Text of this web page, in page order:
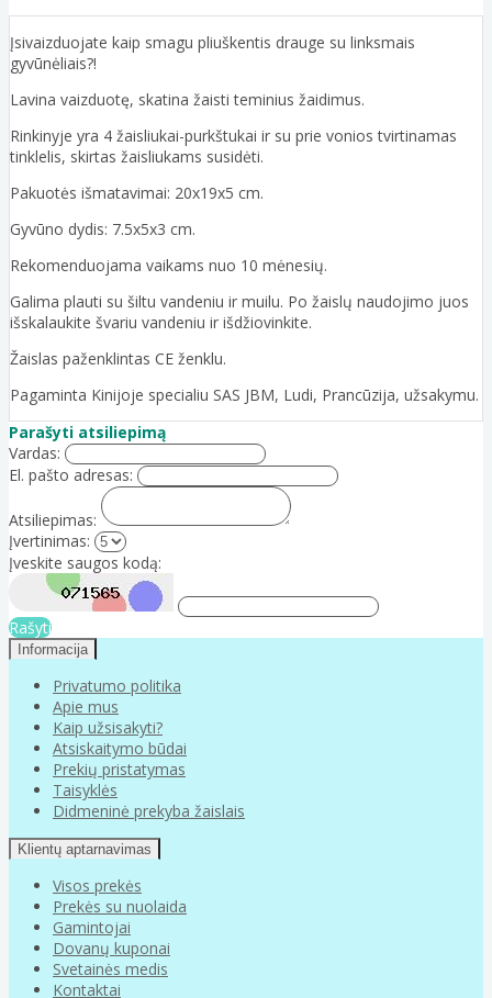
Įsivaizduojate kaip smagu pliuškentis drauge su linksmais
gyvūnėliais?!
Lavina vaizduotę, skatina žaisti teminius žaidimus.
Rinkinyje yra 4 žaisliukai-purkštukai ir su prie vonios tvirtinamas
tinklelis, skirtas žaisliukams susidėti.
Pakuotės išmatavimai: 20x19x5 cm.
Gyvūno dydis: 7.5x5x3 cm.
Rekomenduojama vaikams nuo 10 mėnesių.
Galima plauti su šiltu vandeniu ir muilu. Po žaislų naudojimo juos
išskalaukite švariu vandeniu ir išdžiovinkite.
Žaislas paženklintas CE ženklu.
Pagaminta Kinijoje specialiu SAS JBM, Ludi, Prancūzija, užsakymu.
Parašyti atsiliepimą
Vardas:
El. pašto adresas:
Atsiliepimas:
Įvertinimas:
Įveskite saugos kodą:
Rašyti
Informacija
Privatumo politika
Apie mus
Kaip užsisakyti?
Atsiskaitymo būdai
Prekių pristatymas
Taisyklės
Didmeninė prekyba žaislais
Klientų aptarnavimas
Visos prekės
Prekės su nuolaida
Gamintojai
Dovanų kuponai
Svetainės medis
Kontaktai